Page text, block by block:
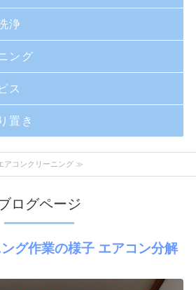
浄
ング
ス
置き
コンクリーニング ≫
ログページ
グ作業の様子 エアコン分解